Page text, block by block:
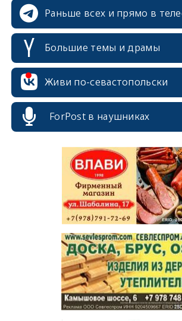
Раньше всех и прямо в
Большие темы и драмы
Живи по-севастопольски
ForPost в наушниках